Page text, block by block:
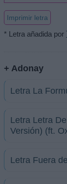
Imprimir letra
* Letra añadida por
+ Adonay
Letra La
Letra Letra
Versión) (ft.
Letra Fuera